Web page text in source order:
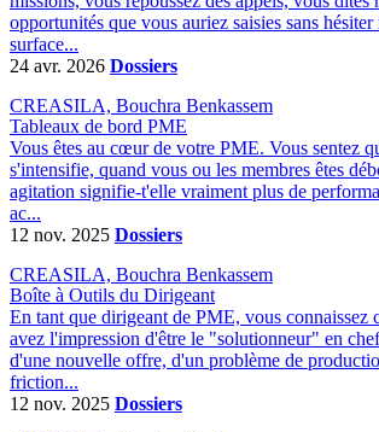
opportunités que vous auriez saisies sans
surface...
24 avr. 2026 Dossiers
CREASILA, Bouchra Benkassem
Tableaux de bord PME
Vous êtes au cœur de votre PME. Vous sentez
s'intensifie, quand vous ou les membres êtes
agitation signifie-t'elle vraiment plus de
ac...
12 nov. 2025 Dossiers
CREASILA, Bouchra Benkassem
Boîte à Outils du Dirigeant
En tant que dirigeant de PME, vous connaissez
avez l'impression d'être le "solutionneur" en
d'une nouvelle offre, d'un problème de
friction...
12 nov. 2025 Dossiers